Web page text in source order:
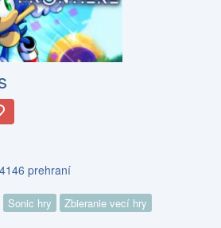
prehraní
Sonic hry Zbieranie vecí hry